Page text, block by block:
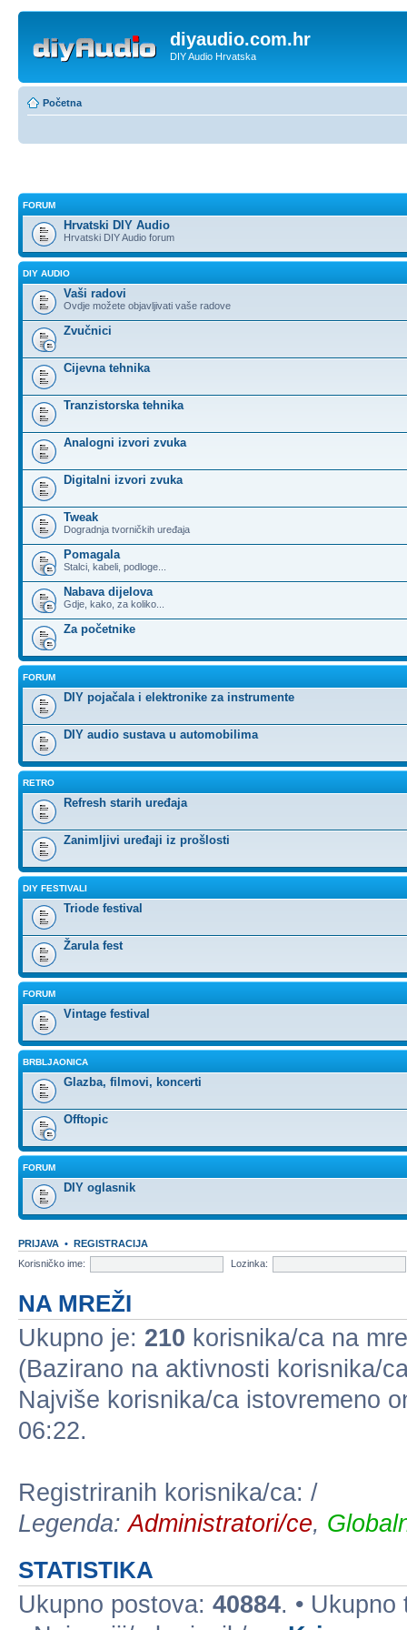
diyaudio.com.hr
DIY Audio Hrvatska
Početna
FORUM
Hrvatski DIY Audio
Hrvatski DIY Audio forum
DIY AUDIO
Vaši radovi
Ovdje možete objavljivati vaše radove
Zvučnici
Cijevna tehnika
Tranzistorska tehnika
Analogni izvori zvuka
Digitalni izvori zvuka
Tweak
Dogradnja tvorničkih uređaja
Pomagala
Stalci, kabeli, podloge...
Nabava dijelova
Gdje, kako, za koliko...
Za početnike
FORUM
DIY pojačala i elektronike za instrumente
DIY audio sustava u automobilima
RETRO
Refresh starih uređaja
Zanimljivi uređaji iz prošlosti
DIY FESTIVALI
Triode festival
Žarula fest
FORUM
Vintage festival
BRBLJAONICA
Glazba, filmovi, koncerti
Offtopic
FORUM
DIY oglasnik
PRIJAVA • REGISTRACIJA
Korisničko ime:
Lozinka:
NA MREŽI
Ukupno je: 210 korisnika/ca na
(Bazirano na aktivnosti korisnika/
Najviše korisnika/ca istovremeno
06:22.
Registriranih korisnika/ca: /
Legenda:Administratori/ce,
STATISTIKA
Ukupno postova: 40884. •